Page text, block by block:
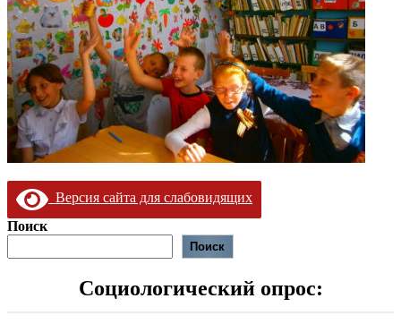
Версия сайта для слабовидящих
Поиск
Поиск
Социологический опрос: